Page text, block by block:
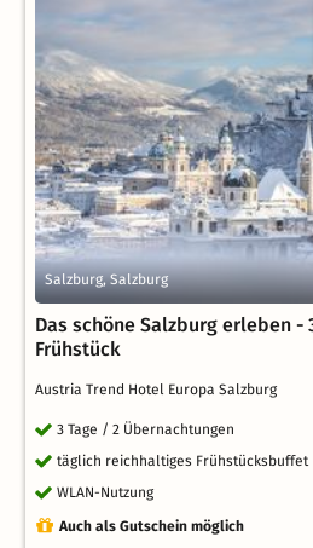
Salzburg, Salzburg
Das schöne Salzburg erleben -
Frühstück
Austria Trend Hotel Europa Salzburg
3 Tage / 2 Übernachtungen
täglich reichhaltiges Frühstücksbuffet
WLAN-Nutzung
Auch als Gutschein möglich